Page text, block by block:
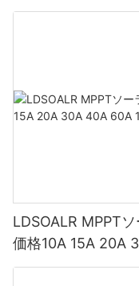
12V/24Vシステム
LDSOALR MPPT
価格10A 15A 20A
OEMサポート